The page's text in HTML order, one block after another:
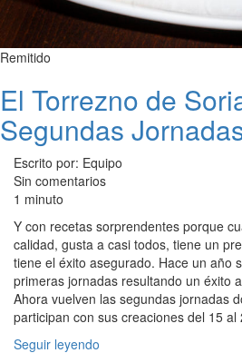
Remitido
El Torrezno de
Segundas
Escrito por: Equipo
Sin comentarios
1 minuto
Y con recetas sorprendentes porque
calidad, gusta a casi todos, tiene un
tiene el éxito asegurado. Hace un año
primeras jornadas resultando un éxito
Ahora vuelven las segundas jornadas
participan con sus creaciones del 15 al
Seguir leyendo